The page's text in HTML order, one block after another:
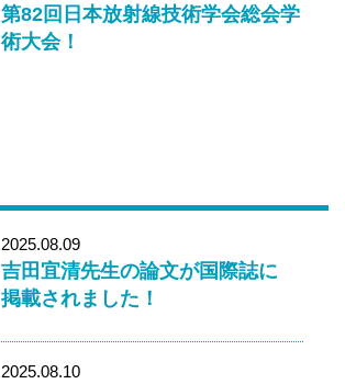
第82回日本放射線技術学会総会学
術大会！
2025.08.09
吉田宜清先生の論文が国際誌に
掲載されました！
2025.08.10